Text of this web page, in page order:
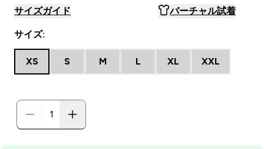
サイズガイド バーチャル試着
サイズ:
XS S M L XL XXL